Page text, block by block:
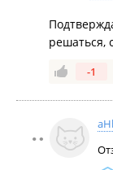
решаться,
-1